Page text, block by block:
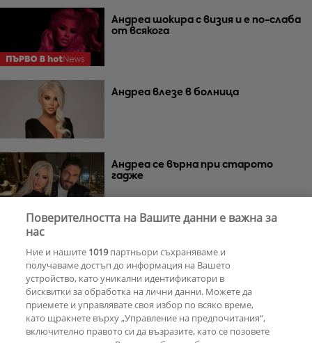
Андреа шокира с визия и е по-слаба
от всякога
Андреа влезе в болница
Андреа се върна при старото
гадже
Вижте какво нагъват Алекс Раева и
Андреа
Поверителността на Вашите данни е важна за
нас
Ние и нашите 1019партньори съхраняваме и
получаваме достъп до информация на Вашето
устройство, като уникални идентификатори в
бисквитки за обработка на лични данни. Можете да
приемете и управлявате своя избор по всяко време,
като щракнете върху „Управление на предпочитания“,
включително правото си да възразите, като се позовете